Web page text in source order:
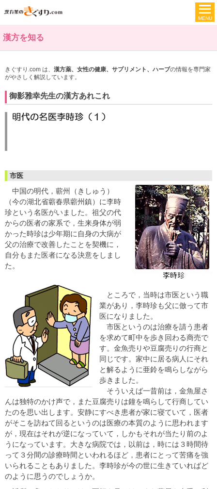
漢方を知る
きぐすり.com は、 漢方薬、女性の健康、サプリメント、ハーブの情報を専門家
がやさしく解説しています。
御影雅幸先生の漢方あれこれ
市医
中国の明代，蘄州（きしゅう）
（今の湖北省蘄春県蘄州鎮）に李時
珍という名医がいました。祖父の代
からの医者の家系で，生来身体が弱
かった時珍は少年期に自身の大病が
父の治療で改善したことを契機に，
自分もまた医者になる決意をしまし
た。
ところで，当時は市医という職
業があり，李時珍も父に倣って市
医になりました。
市医というのは治療を請う患者
を求めて町中を歩き回わる商売で
す。金魚売りや豆腐売りの行商と
同じです。家中に居る病人にそれ
と解るように亜鈴を鳴らしながら
歩きました。
そういえば一昔前は，金魚屋さ
んは独特のかけ声で，また豆腐売りは鐘を鳴らして行商してい
たのを思い出します。安静にすべき患者が家に寝ていて，医者
がそこを訪ねて回るというのは医療の本質のように思われます
が，現在はそれが逆になっていて，しかもそれが当たり前のよ
うになっています。大きな病院では，以前は，時には３時間待
って３分間の診療時間といわれるほど，患者にとって苦痛を強
いられることもありました。李時珍が今の世に生きていればど
のように思うのでしょうか。